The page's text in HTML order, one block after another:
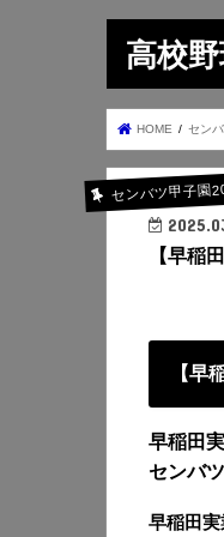
高校
HOME セン
センバツ甲子園
【早稲
【早
早稲田
センバ
早稲田